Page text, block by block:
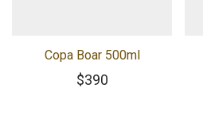
Copa Boar 500ml
$390